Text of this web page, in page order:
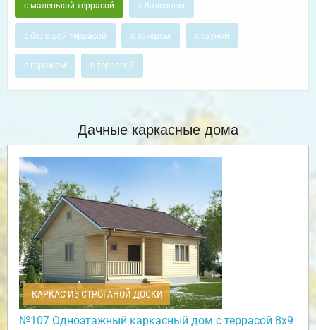
с маленькой террасой с балконом
с большой террасой с эркером с сауной
с гаражом с террасой
Дачные каркасные дома
КАРКАС ИЗ СТРОГАНОЙ ДОСКИ
№107 Одноэтажный каркасный дом с террасой 8х9